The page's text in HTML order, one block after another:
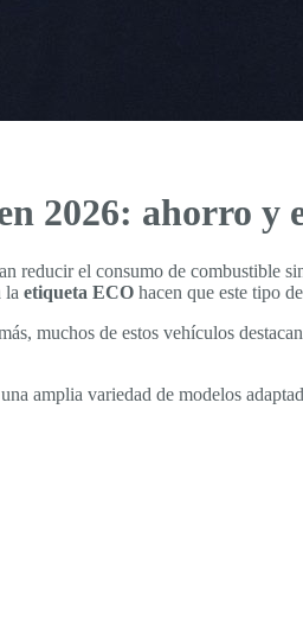
2026: ahorro y
reducir el consumo de combustible
la etiqueta ECO hacen que este tipo
muchos de estos vehículos
amplia variedad de modelos